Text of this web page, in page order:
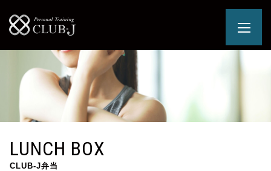
LUNCH BOX
CLUB-J弁当